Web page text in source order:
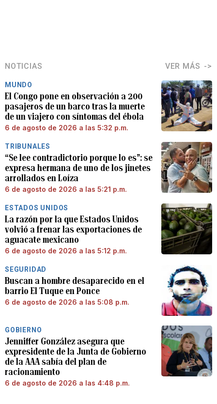
NOTICIAS VER MÁS
MUNDO
El Congo pone en observación a 200
pasajeros de un barco tras la muerte
de un viajero con síntomas del ébola
6 de agosto de 2026 a las 5:32 p.m.
TRIBUNALES
“Se lee contradictorio porque lo es”: se
expresa hermana de uno de los jinetes
arrollados en Loíza
6 de agosto de 2026 a las 5:21 p.m.
ESTADOS UNIDOS
La razón por la que Estados Unidos
volvió a frenar las exportaciones de
aguacate mexicano
6 de agosto de 2026 a las 5:12 p.m.
SEGURIDAD
Buscan a hombre desaparecido en el
barrio El Tuque en Ponce
6 de agosto de 2026 a las 5:08 p.m.
GOBIERNO
Jenniffer González asegura que
expresidente de la Junta de Gobierno
de la AAA sabía del plan de
racionamiento
6 de agosto de 2026 a las 4:48 p.m.